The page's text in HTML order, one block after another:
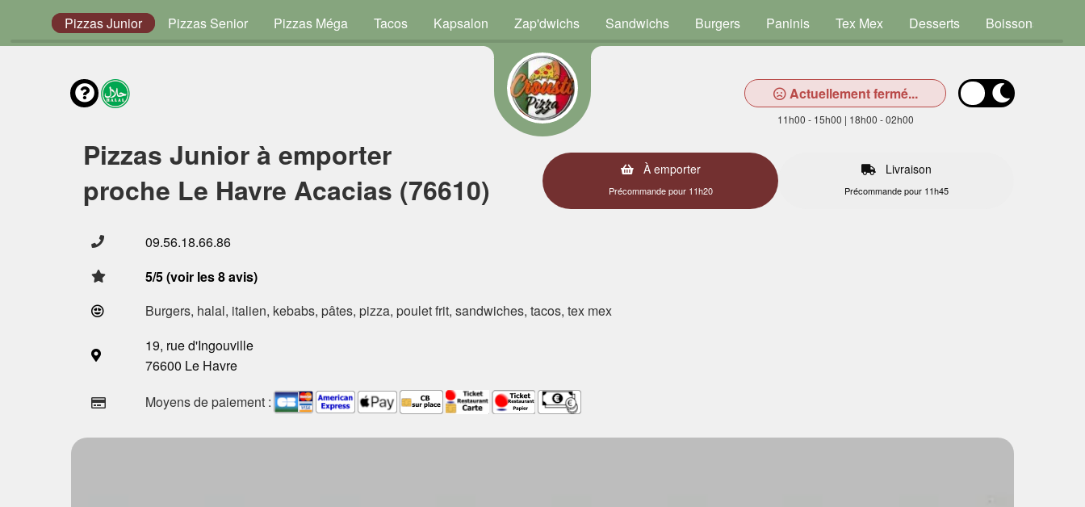
Pizzas Junior Pizzas Senior Pizzas Méga Tacos Kapsalon Zap'dwichs Sandwichs Burgers Paninis Tex Mex Desserts Boissons
Actuellement fermé...
11h00 - 15h00 | 18h00 - 02h00
Pizzas Junior à emporter
proche Le Havre Acacias (76610)
À emporter
Précommande pour 11h20
Livraison
Précommande pour 11h45
09.56.18.66.86
5/5 (voir les 8 avis)
Burgers, halal, italien, kebabs, pâtes, pizza, poulet frit, sandwiches, tacos, tex mex
19, rue d'Ingouville
76600 Le Havre
Moyens de paiement :